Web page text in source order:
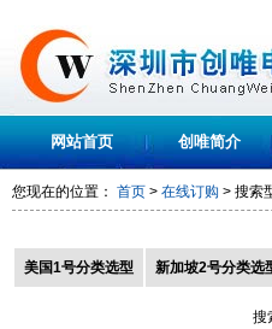
网站首页 创唯简介
您现在的位置： 首页 > 在线订购 > 搜索
美国1号分类选型 新加坡2号分类选
搜